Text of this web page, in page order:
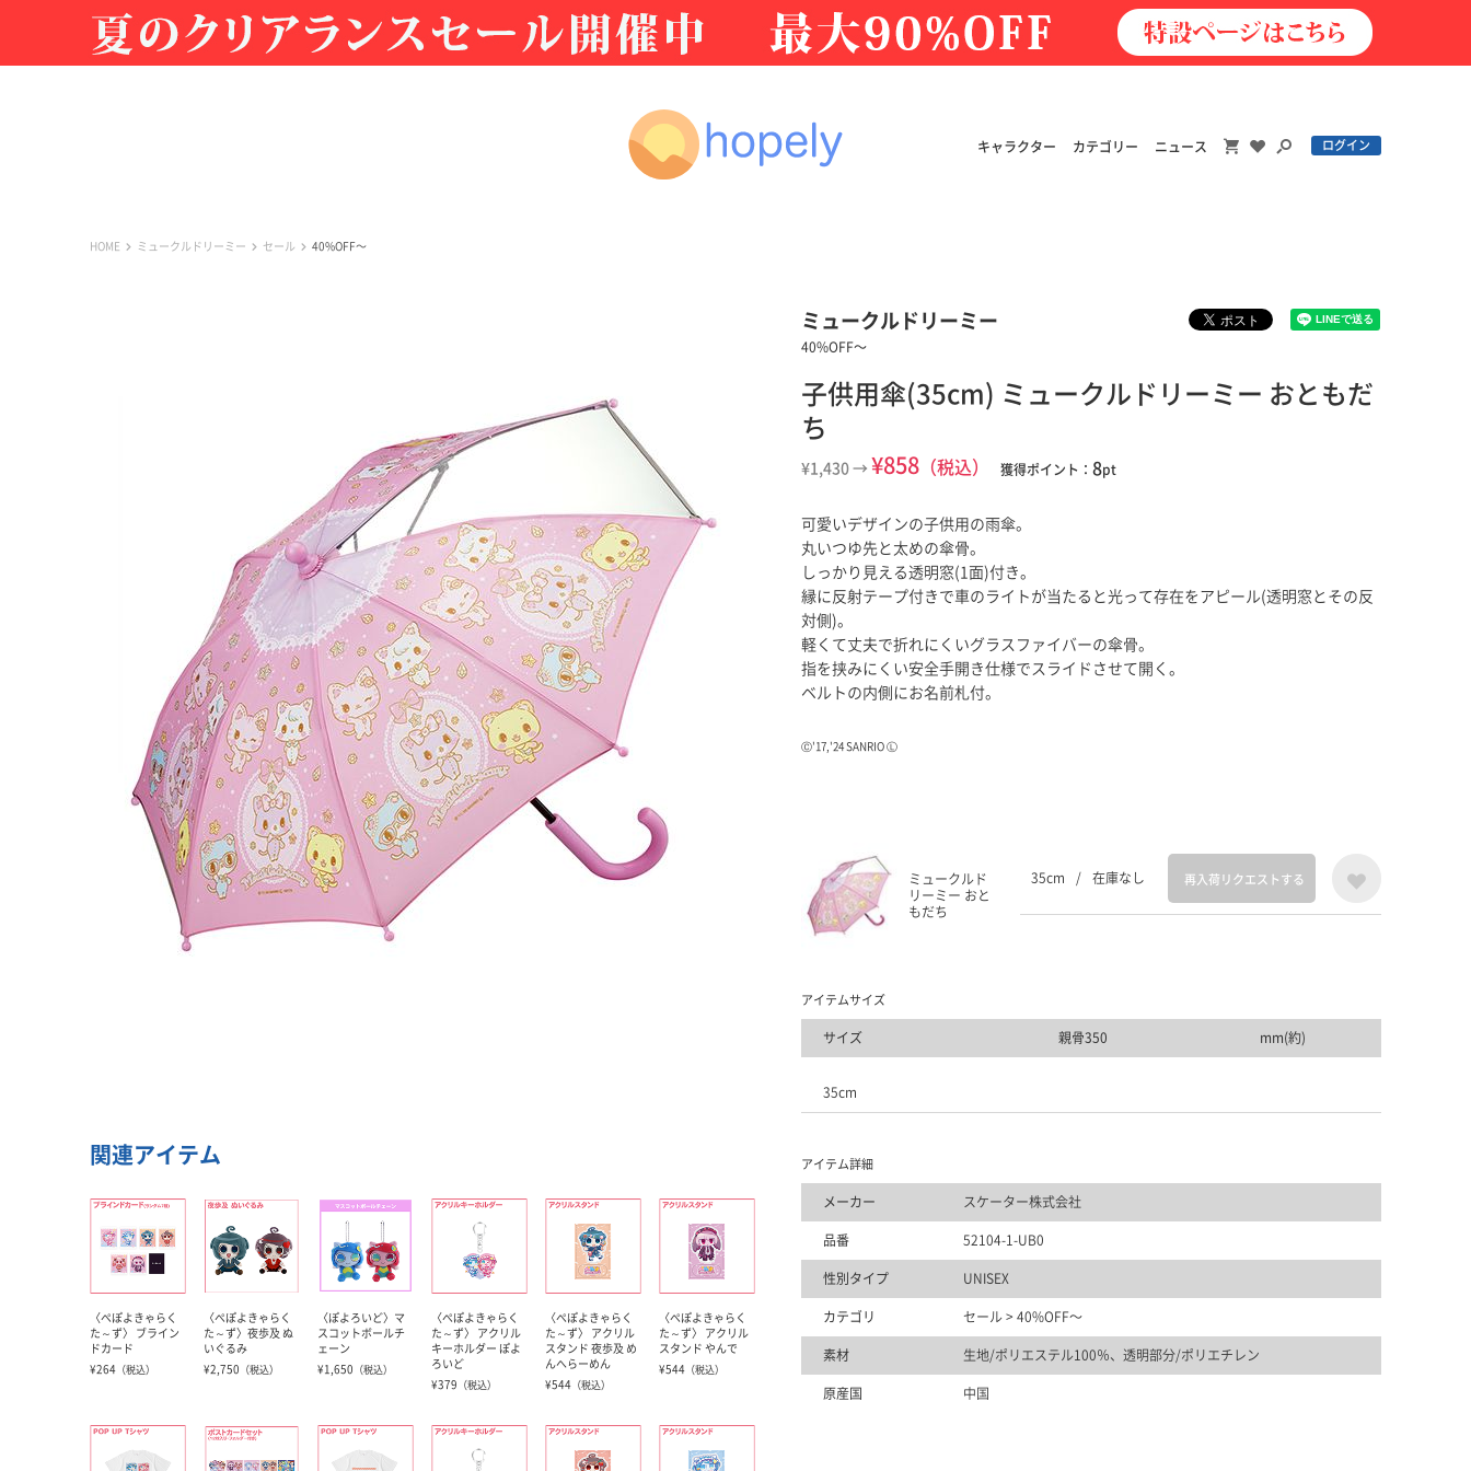
キャラクター カテゴリー ニュース ログイン
HOME ミュークルドリーミー セール 40%OFF〜
ミュークルドリーミー
40%OFF〜
子供用傘(35cm) ミュークルドリーミー おともだ
ち
¥1,430 → ¥858 （税込） 獲得ポイント： 8pt
可愛いデザインの子供用の雨傘。
丸いつゆ先と太めの傘骨。
しっかり見える透明窓(1面)付き。
縁に反射テープ付きで車のライトが当たると光って存在をアピール(透明窓とその反
対側)。
軽くて丈夫で折れにくいグラスファイバーの傘骨。
指を挟みにくい安全手開き仕様でスライドさせて開く。
ベルトの内側にお名前札付。
Ⓒ'17,'24 SANRIO Ⓛ
ミュークルド
リーミー おと
もだち
35cm / 在庫なし 再入荷リクエストする
アイテムサイズ
サイズ 親骨350 mm(約)
35cm
アイテム詳細
メーカー スケーター株式会社
品番 52104-1-UB0
性別タイプ UNISEX
カテゴリ セール > 40%OFF〜
素材 生地/ポリエステル100％、透明部分/ポリエチレン
原産国 中国
関連アイテム
〈ぺぽよきゃらく
た～ず〉 ブライン
ドカード
¥264 （税込）
〈ぺぽよきゃらく
た～ず〉夜歩及 ぬ
いぐるみ
¥2,750
（税込）
〈ぽよろいど〉マ
スコットボールチ
ェーン
¥1,650
（税込）
〈ぺぽよきゃらく
た～ず〉 アクリル
キーホルダー ぽよ
ろいど
¥379
（税込）
〈ぺぽよきゃらく
た～ず〉 アクリル
スタンド 夜歩及 め
んへらーめん
¥544 （税込）
〈ぺぽよきゃらく
た～ず〉 アクリル
スタンド やんで
¥544 （税込）